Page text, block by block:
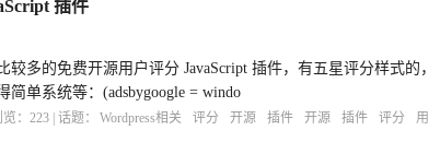
插件
多的免费开源用户评分 JavaScript 插件，有五星评分样式的，
单系统等：(adsbygoogle = windo
览：223 | 话题： Wordpress相关 评分 开源 插件 开源 插件 评分
用